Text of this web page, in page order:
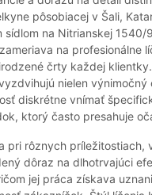
pôsobiacej v Šali,
sídlom na Nitrianskej 1540/
zameriava na profesionálne
črty každej
nielen výnimočný
diskrétne vnímať
ktorý často presahuje
pri rôznych príležitostiach,
dôraz na dlhotrvajúci
jej práca získava